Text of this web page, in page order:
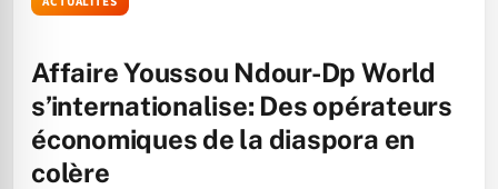
Affaire Youssou Ndour-Dp World
s’internationalise: Des opérateurs
économiques de la diaspora en
colère